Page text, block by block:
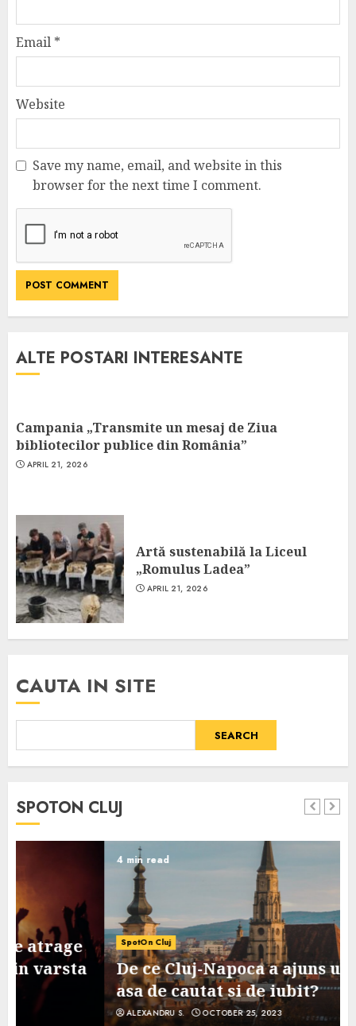
Email *
Website
Save my name, email, and website in this
browser for the next time I comment.
ALTE POSTARI INTERESANTE
Campania „Transmite un mesaj de Ziua
bibliotecilor publice din România”
APRIL 21, 2026
Artă sustenabilă la Liceul
„Romulus Ladea”
APRIL 21, 2026
CAUTA IN SITE
SEARCH
SPOTON CLUJ
SpotOn Cluj
De ce Cluj-Napoca a ajuns un oras
asa de cautat si de iubit?
OCTOBER 25, 2023